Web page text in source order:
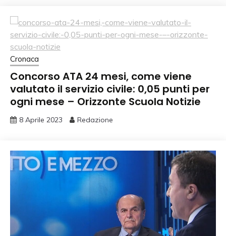
Cronaca
Concorso ATA 24 mesi, come viene
valutato il servizio civile: 0,05 punti per
ogni mese – Orizzonte Scuola Notizie
8 Aprile 2023 Redazione